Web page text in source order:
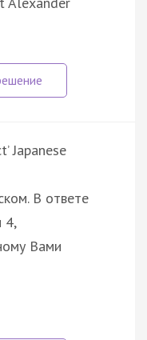
Japanese
В ответе
4,
Вами